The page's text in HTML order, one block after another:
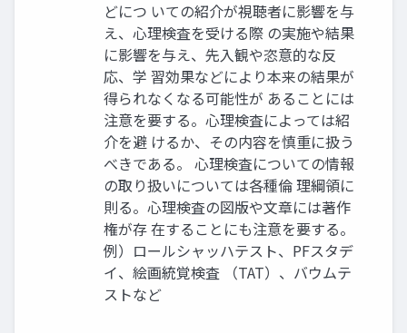
どにつ いての紹介が視聴者に影響を与
え、心理検査を受ける際 の実施や結果
に影響を与え、先入観や恣意的な反
応、学 習効果などにより本来の結果が
得られなくなる可能性が あることには
注意を要する。心理検査によっては紹
介を避 けるか、その内容を慎重に扱う
べきである。 心理検査についての情報
の取り扱いについては各種倫 理綱領に
則る。心理検査の図版や文章には著作
権が存 在することにも注意を要する。
例）ロールシャッハテスト、PFスタデ
イ、絵画統覚検査 （TAT）、バウムテ
ストなど